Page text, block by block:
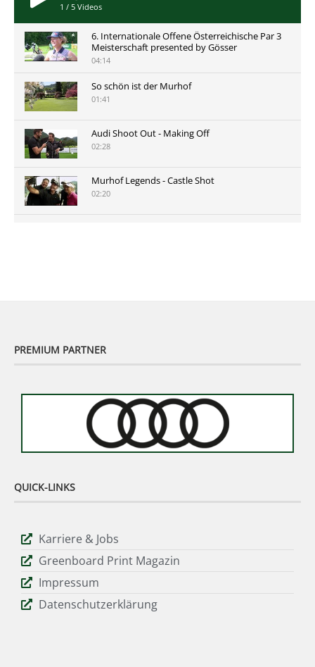
1 / 5 Videos
6. Internationale Offene Österreichische Par 3
Meisterschaft presented by Gösser
04:14
So schön ist der Murhof
01:41
Audi Shoot Out - Making Off
02:28
Murhof Legends - Castle Shot
02:20
PREMIUM PARTNER
QUICK-LINKS
Karriere & Jobs
Greenboard Print Magazin
Impressum
Datenschutzerklärung